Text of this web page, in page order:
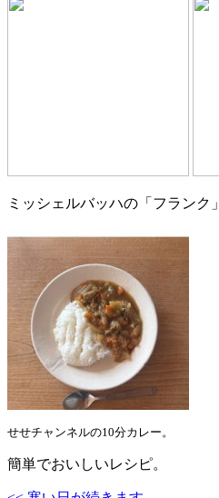
ミッシェルバッハの「フランク」
せせチャンネルの10分カレー。
簡単でおいしいレシピ。